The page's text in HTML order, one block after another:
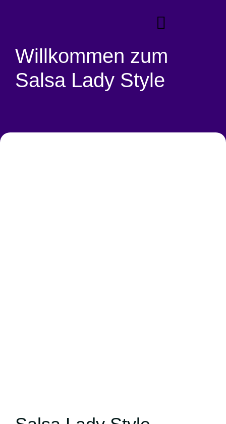
Willkommen zum
Salsa Lady Style